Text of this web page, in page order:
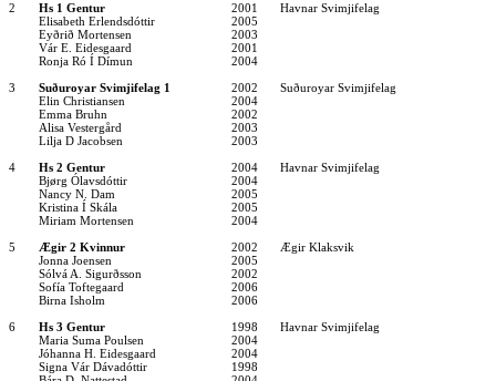
2
Hs 1 Gentur 2001
Havnar Svimjifelag
Elisabeth Erlendsdóttir
2005
Eyðrið Mortensen
2003
Vár E. Eidesgaard
2001
Ronja Ró Í Dímun
2004
3
Suðuroyar Svimjifelag 1 2002
Suðuroyar Svimjifelag
Elin Christiansen
2004
Emma Bruhn
2002
Alisa Vestergård
2003
Lilja D Jacobsen
2003
4
Hs 2 Gentur 2004
Havnar Svimjifelag
Bjørg Ólavsdóttir
2004
Nancy N. Dam
2005
Kristina Í Skála
2005
Miriam Mortensen
2004
5
Ægir 2 Kvinnur 2002
Ægir Klaksvik
Jonna Joensen
2005
Sólvá A. Sigurðsson
2002
Sofía Toftegaard
2006
Birna Isholm
2006
6
Hs 3 Gentur 1998
Havnar Svimjifelag
Maria Suma Poulsen
2004
Jóhanna H. Eidesgaard
2004
Signa Vár Dávadóttir
1998